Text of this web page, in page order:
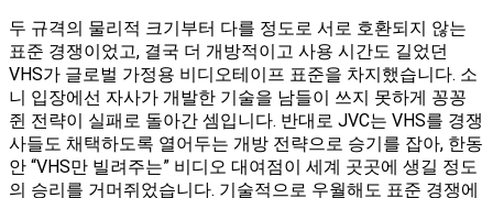
두 규격의 물리적 크기부터 다를 정도로 서로 호환되지 않는
표준 경쟁이었고, 결국 더 개방적이고 사용 시간도 길었던
VHS가 글로벌 가정용 비디오테이프 표준을 차지했습니다​. 소
니 입장에선 자사가 개발한 기술을 남들이 쓰지 못하게 꽁꽁
쥔 전략이 실패로 돌아간 셈입니다. 반대로 JVC는 VHS를 경쟁
사들도 채택하도록 열어두는 개방 전략으로 승기를 잡아, 한동
안 “VHS만 빌려주는” 비디오 대여점이 세계 곳곳에 생길 정도
의 승리를 거머쥐었습니다. 기술적으로 우월해도 표준 경쟁에